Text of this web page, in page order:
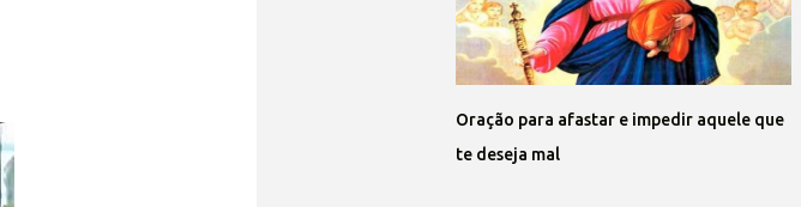
Oração para afastar e impedir aquele que
te deseja mal